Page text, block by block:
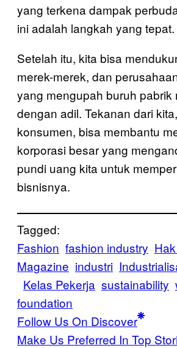
yang terkena dampak
ini adalah langkah yang tepat.
Setelah itu, kita bisa
merek-merek, dan
yang mengupah buruh pabrik
dengan adil. Tekanan dari
konsumen, bisa membantu
korporasi besar yang
pundi uang kita untuk
bisnisnya.
Tagged:
Fashion fashion industry
Magazine industri
Kelas Pekerja sustainability
foundation
Follow Us On Discover
Make Us Preferred In Top